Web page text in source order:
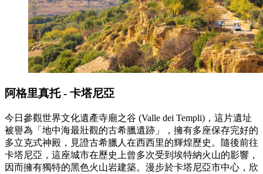
阿格里真托 - 卡塔尼亞
今日參觀世界文化遺產寺廟之谷 (Valle dei Templi)，這片遺址
被譽為「地中海最壯觀的古希臘遺跡」，擁有多座保存完好的
多立克式神殿，見證古希臘人在西西里的輝煌歷史。隨後前往
卡塔尼亞，這座城市在歷史上曾多次受到埃特納火山的影響，
因而擁有獨特的黑色火山岩建築。漫步於卡塔尼亞市中心，欣